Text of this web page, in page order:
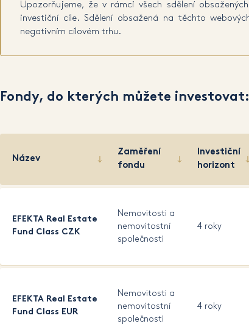
Upozorňujeme, že v rámci všech sdělení
investiční cíle. Sdělení obsažená na těchto
negativním cílovém trhu.
Fondy, do kterých můžete investovat:
Název
Zaměření
fondu
Investiční
horizont
EFEKTA Real Estate
Fund Class CZK
Nemovitosti a
nemovitostní
společnosti
4 roky
EFEKTA Real Estate
Fund Class EUR
Nemovitosti a
nemovitostní
společnosti
4 roky